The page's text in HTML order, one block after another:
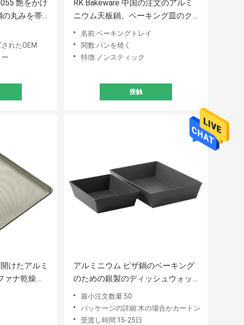
艶をかけ
の丸みを帯
ン パン ト
れたOEM
RK Bakeware 中国の注文のアルミ
ニウム天板鍋、ベーキング皿のク
ッキーのパン鍋 18"X26"X1"
名前:ベーキングトレイ
関数:パンを焼く
特徴:ノンスティック
接触
けたアルミ
ァナ乾燥用
アルミニウム ピザ鍋のベーキング
のための銀製のディッシュウォッ
シャーの金庫
最小注文数量:50
パッケージの詳細:木の場合かカートン
受渡し時間:15-25日